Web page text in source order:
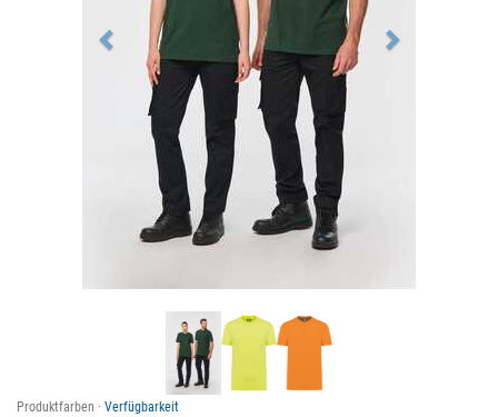
Produktfarben · Verfügbarkeit